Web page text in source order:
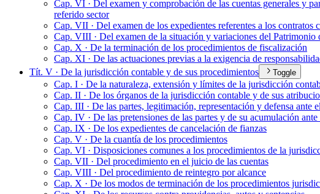
Cap. VI · Del examen y comprobación de las cuentas generales y
referido sector
Cap. VII · Del examen de los expedientes referentes a los
Cap. VIII · Del examen de la situación y variaciones del Patrimonio
Cap. X · De la terminación de los procedimientos de fiscalización
Cap. XI · De las actuaciones previas a la exigencia de
Tít. V · De la jurisdicción contable y de sus procedimientos
Toggle
Cap. I · De la naturaleza, extensión y límites de la jurisdicción
Cap. II · De los órganos de la jurisdicción contable y de sus
Cap. III · De las partes, legitimación, representación y defensa ante
Cap. IV · De las pretensiones de las partes y de su acumulación
Cap. IX · De los expedientes de cancelación de fianzas
Cap. V · De la cuantía de los procedimientos
Cap. VI · Disposiciones comunes a los procedimientos de la
Cap. VII · Del procedimiento en el juicio de las cuentas
Cap. VIII · Del procedimiento de reintegro por alcance
Cap. X · De los modos de terminación de los procedimientos